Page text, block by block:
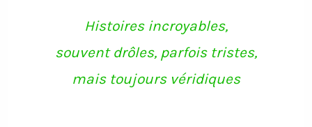
Histoires incroyables,
souvent drôles, parfois tristes,
mais toujours véridiques